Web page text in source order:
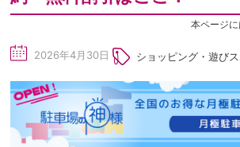
本ページに
he
du
le
2026年4月30日 ショッピング・遊び